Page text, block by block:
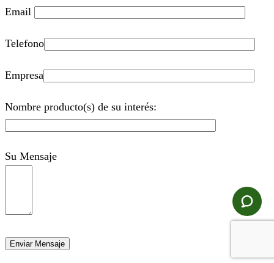
Email
Telefono
Empresa
Nombre producto(s) de su interés:
Su Mensaje